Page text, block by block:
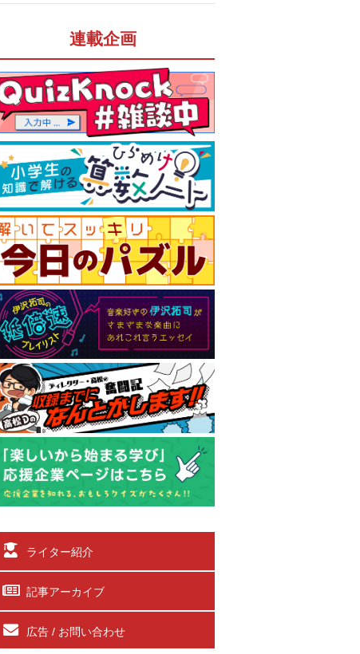
連載企画
ライター紹介
記事アーカイブ
広告 / お問い合わせ